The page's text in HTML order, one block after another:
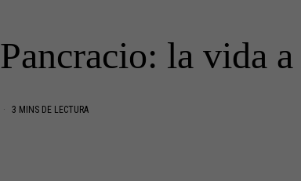
Pancracio: la vida
3 MINS DE LECTURA